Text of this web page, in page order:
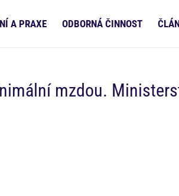
A PRAXE ODBORNÁ ČINNOST
mzdou.